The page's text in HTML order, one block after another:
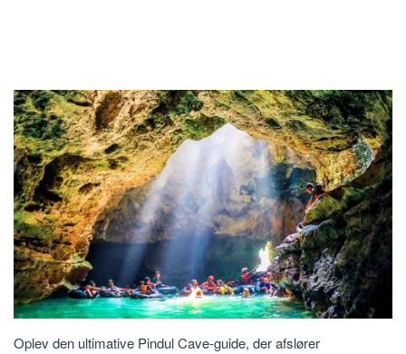
Oplev den ultimative Pindul Cave-guide, der afslører